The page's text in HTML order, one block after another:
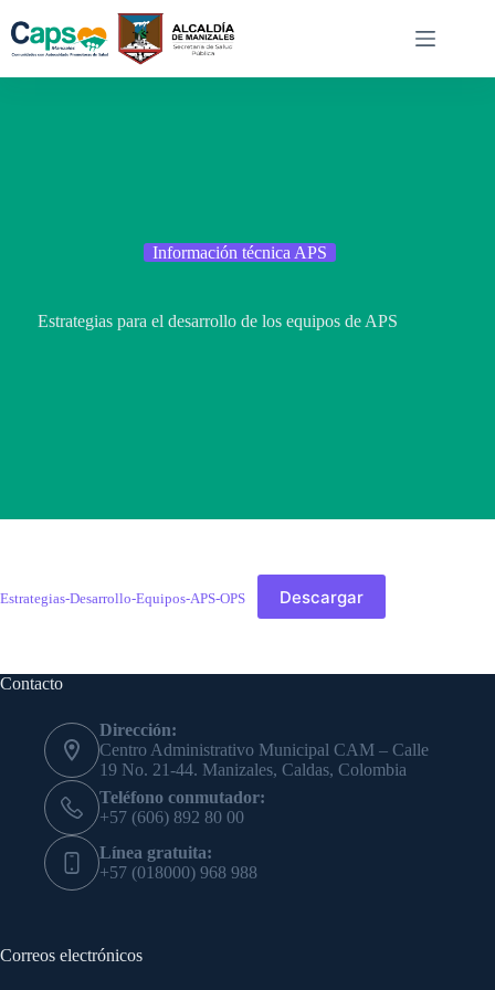
contenido
Información técnica APS
Estrategias para el desarrollo de los equipos de APS
Estrategias-Desarrollo-Equipos-APS-OPS Descargar
Contacto
Dirección:
Centro Administrativo Municipal CAM – Calle
19 No. 21-44. Manizales, Caldas, Colombia
Teléfono conmutador:
+57 (606) 892 80 00
Línea gratuita:
+57 (018000) 968 988
Correos electrónicos